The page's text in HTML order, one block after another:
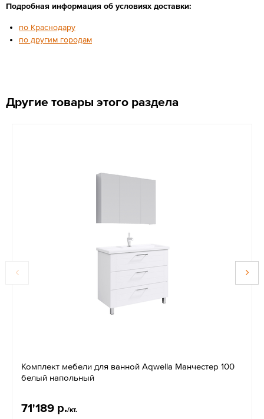
Подробная информация об условиях доставки:
по Краснодару
по другим городам
Другие товары этого раздела
Комплект мебели для ванной Aqwella Манчестер 100
белый напольный
71'189 р./кт.